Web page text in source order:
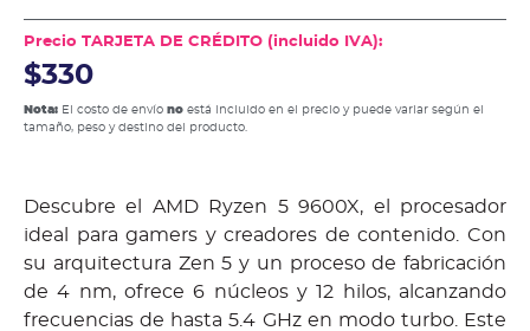
Precio TARJETA DE CRÉDITO (incluido IVA):
$330
Nota: El costo de envío no está incluido en el precio y puede variar según el
tamaño, peso y destino del producto.
Descubre el AMD Ryzen 5 9600X, el procesador
ideal para gamers y creadores de contenido. Con
su arquitectura Zen 5 y un proceso de fabricación
de 4 nm, ofrece 6 núcleos y 12 hilos, alcanzando
frecuencias de hasta 5.4 GHz en modo turbo. Este